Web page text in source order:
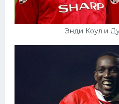
Энди Коул и